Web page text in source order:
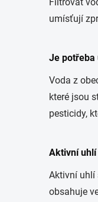
umísťují
Je potřeba
Voda z
které jsou
pesticidy,
Aktivní uhlí
Aktivní uhlí
obsahuje